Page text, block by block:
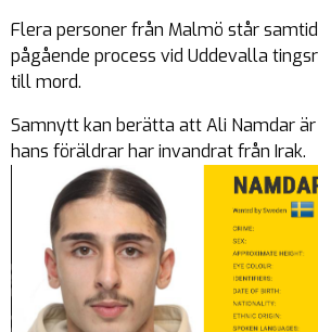
Flera personer från Malmö står
pågående process vid Uddevalla
till mord.
Samnytt kan berätta att Ali Namdar
hans föräldrar har invandrat från Irak.